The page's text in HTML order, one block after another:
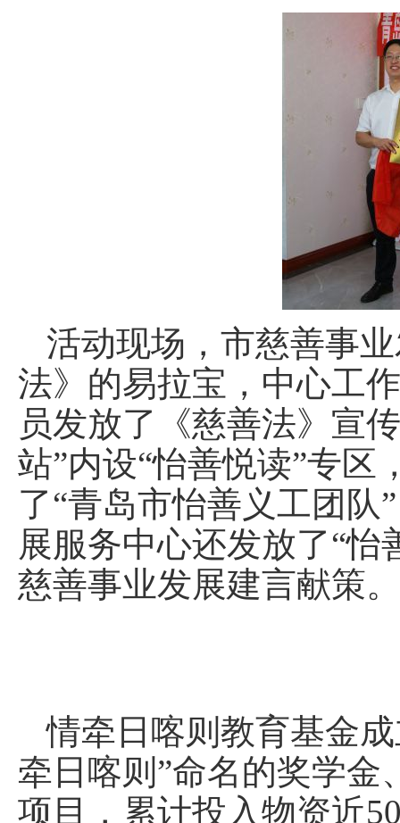
活动现场，市慈善事
法》的易拉宝，中心工
员发放了《慈善法》宣
站”内设“怡善悦读”专
了“青岛市怡善义工团队
展服务中心还发放了“
慈善事业发展建言献策。
情牵日喀则教育基金
牵日喀则”命名的奖学
项目，累计投入物资近